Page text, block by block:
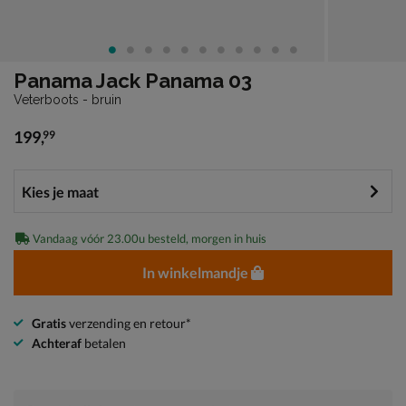
Panama Jack Panama 03
Veterboots - bruin
€ 199,99
199,99
Vandaag vóór 23.00u besteld, morgen in huis
In winkelmandje
Gratisverzending en retour*
Achteraf betalen